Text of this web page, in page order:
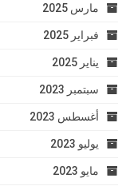
مارس 2025
فبراير 2025
يناير 2025
سبتمبر 2023
أغسطس 2023
يوليو 2023
مايو 2023